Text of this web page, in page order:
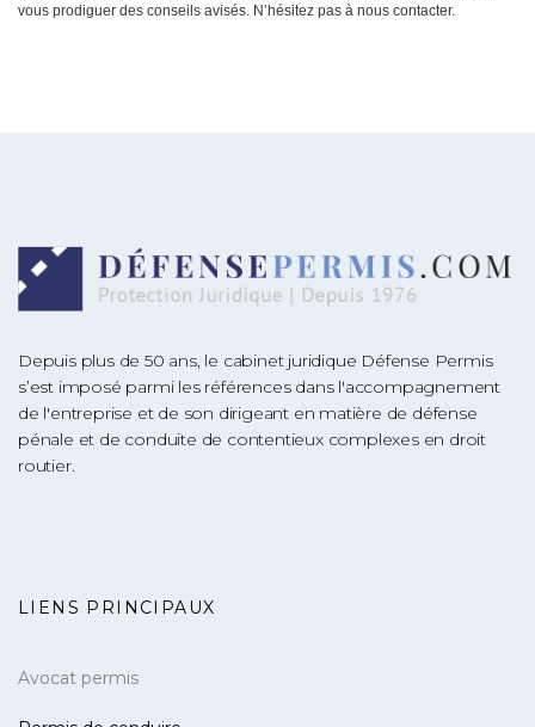
vous prodiguer des conseils avisés. N’hésitez pas à nous contacter.
Depuis plus de 50 ans, le cabinet juridique Défense Permis
s’est imposé parmi les références dans l'accompagnement
de l'entreprise et de son dirigeant en matière de défense
pénale et de conduite de contentieux complexes en droit
routier.
LIENS PRINCIPAUX
Avocat permis